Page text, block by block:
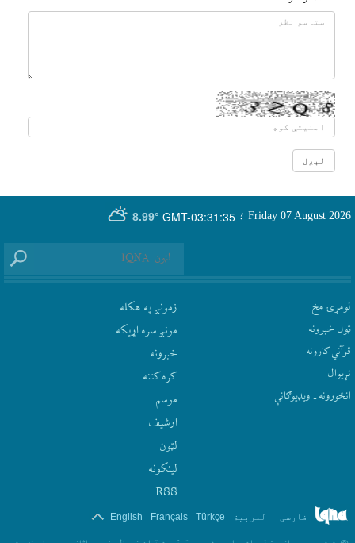
GMT-03:31:35
8.99° Friday 07 August 2026 ؛
لومړۍ مخ
ټول خبرونه
قرآني کارونه
نړيوال
انځورونه ـ ویډیوګانې
زمونږ په هکله
مونږ سره اړيکه
‫خبرونه
کره کتنه
موسم
ارشيف
لټون
لينکونه
RSS
فارسی . العربیة .
Türkçe
.
Français
.
English